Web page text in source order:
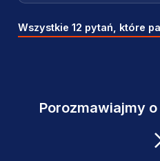
Wszystkie 12 pytań, które
Porozmawiajmy